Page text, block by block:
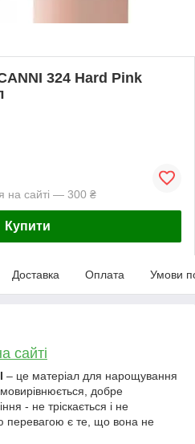
324 Hard Pink
на сайті — 300 ₴
Купити
Доставка Оплата Умови
сайті
– це матеріал для нарощування
добре
- не тріскається і не
перевагою є те, що вона не